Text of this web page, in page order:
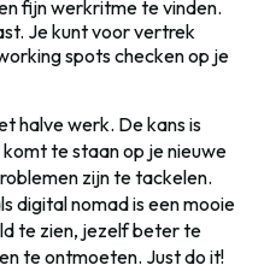
fijn werkritme te vinden.
Je kunt voor vertrek
spots checken op je
halve werk. De kans is
te staan op je nieuwe
zijn te tackelen.
digital nomad is een mooie
te zien, jezelf beter te
te ontmoeten. Just do it!